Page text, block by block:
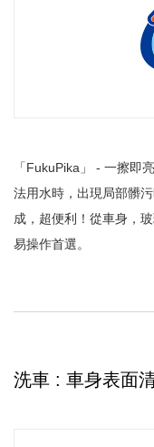
「FukuPika」 - 一擦即
法用水時，出現局部髒
成，超便利！從車身，
易操作首選。
洗車 : 車身表面